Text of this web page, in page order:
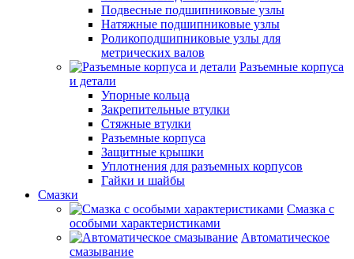
Подвесные подшипниковые узлы
Натяжные подшипниковые узлы
Роликоподшипниковые узлы для
метрических валов
Разъемные корпуса
и детали
Упорные кольца
Закрепительные втулки
Стяжные втулки
Разъемные корпуса
Защитные крышки
Уплотнения для разъемных корпусов
Гайки и шайбы
Смазки
Смазка с
особыми характеристиками
Автоматическое
смазывание